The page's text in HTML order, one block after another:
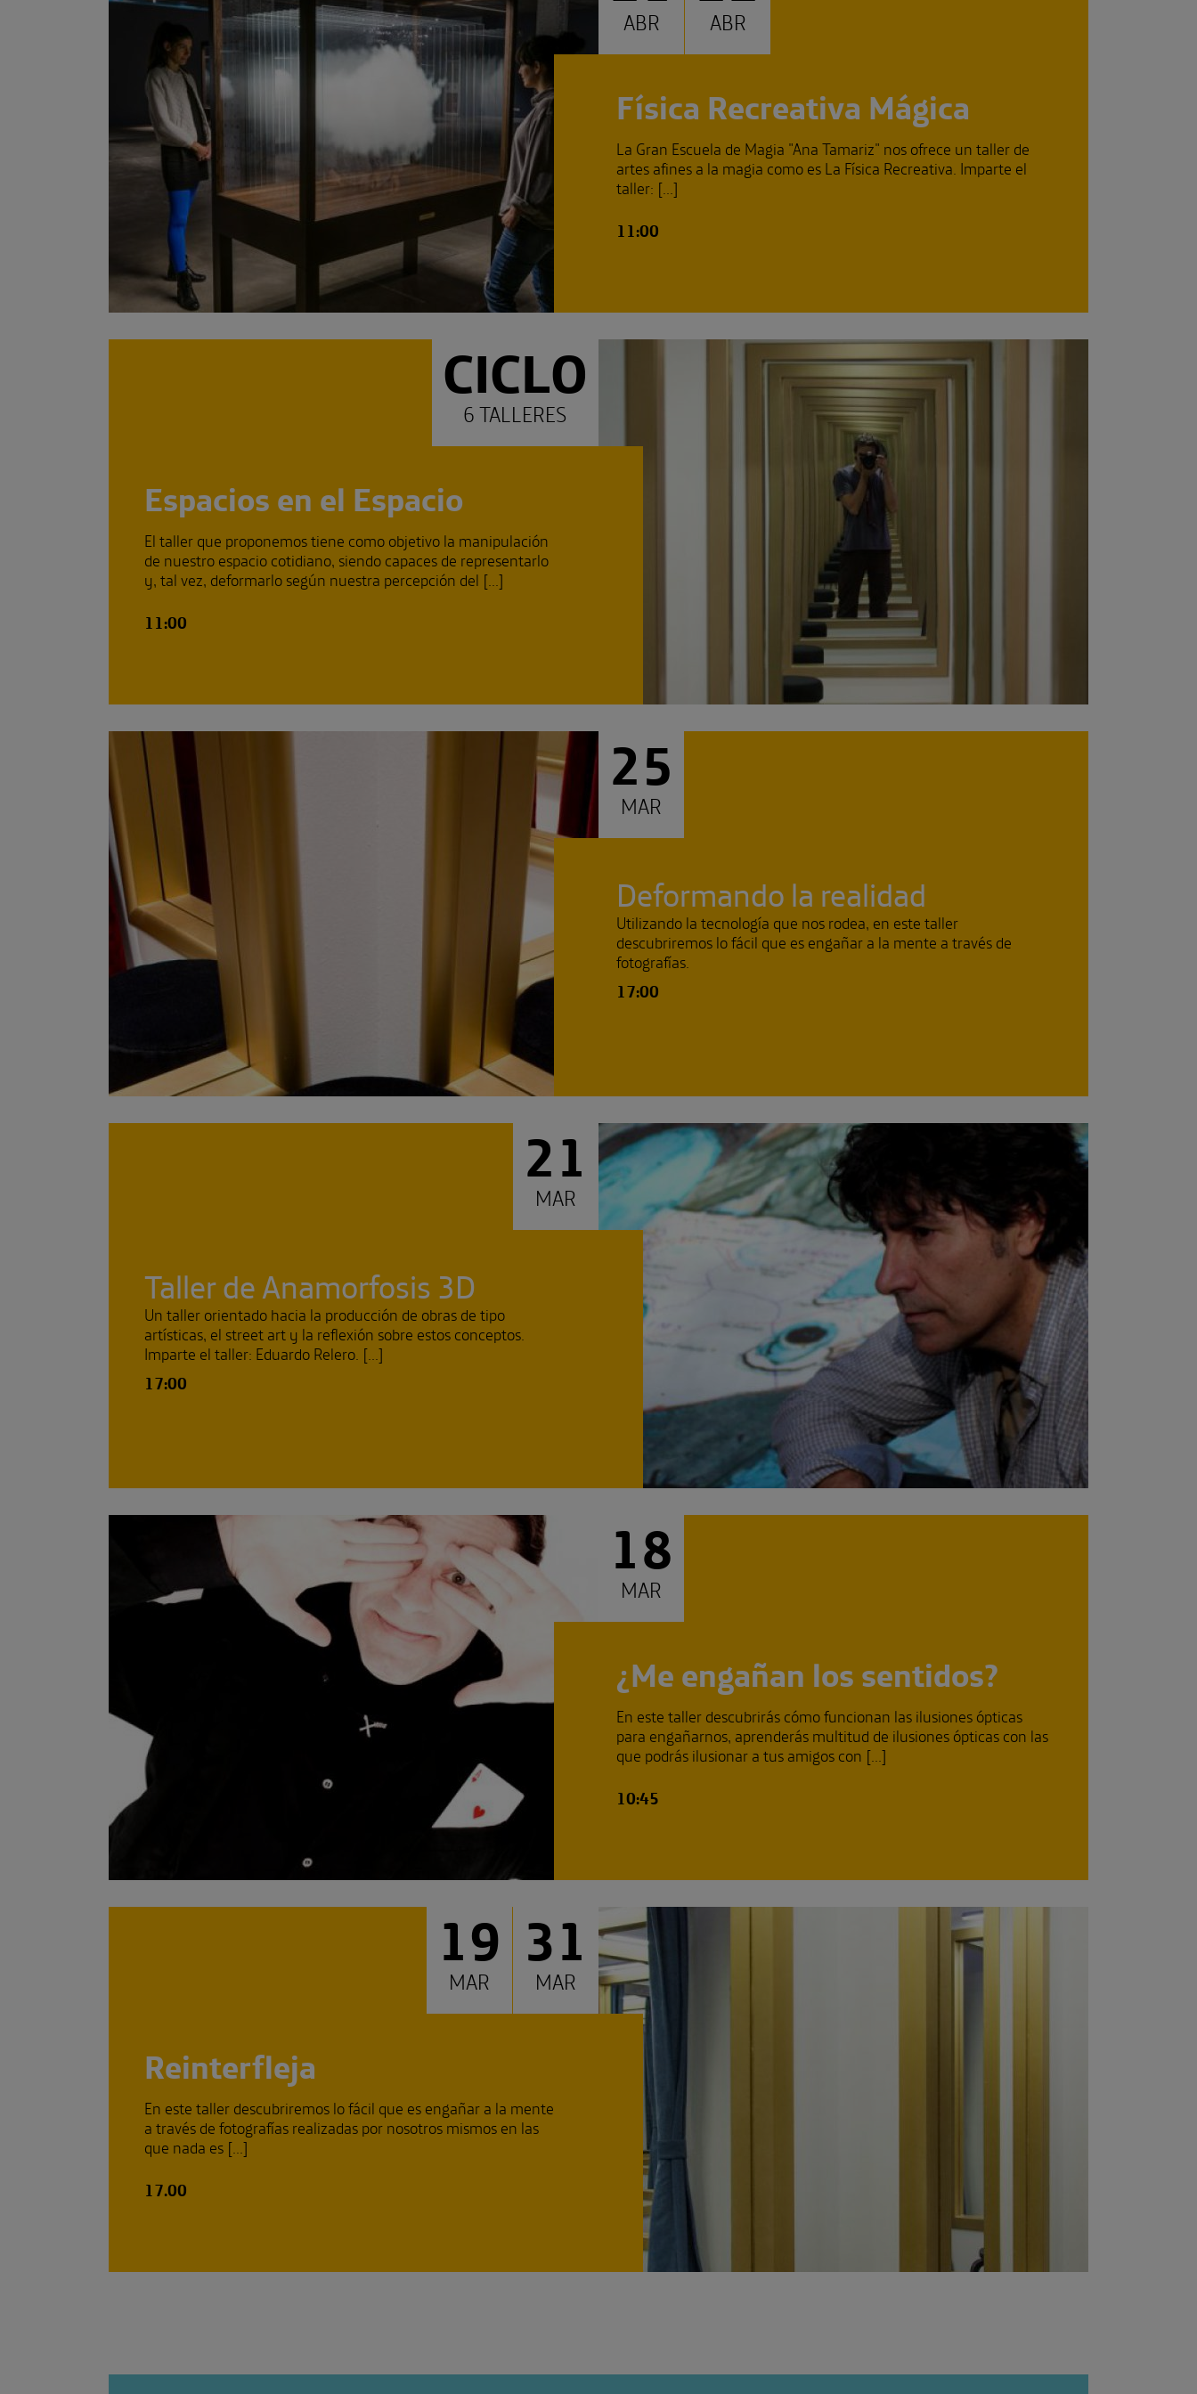
ABR ABR
Física Recreativa Mágica
La Gran Escuela de Magia "Ana Tamariz" nos ofrece un taller de
artes afines a la magia como es La Física Recreativa. Imparte el
taller: [...]
11:00
CICLO
6 TALLERES
Espacios en el Espacio
El taller que proponemos tiene como objetivo la manipulación
de nuestro espacio cotidiano, siendo capaces de representarlo
y, tal vez, deformarlo según nuestra percepción del [...]
11:00
25
MAR
Deformando la realidad
Utilizando la tecnología que nos rodea, en este taller
descubriremos lo fácil que es engañar a la mente a través de
fotografías.
17:00
21
MAR
Taller de Anamorfosis 3D
Un taller orientado hacia la producción de obras de tipo
artísticas, el street art y la reflexión sobre estos conceptos.
Imparte el taller: Eduardo Relero. [...]
17:00
18
MAR
¿Me engañan los sentidos?
En este taller descubrirás cómo funcionan las ilusiones ópticas
para engañarnos, aprenderás multitud de ilusiones ópticas con las
que podrás ilusionar a tus amigos con [...]
10:45
19
MAR 31
MAR
Reinterfleja
En este taller descubriremos lo fácil que es engañar a la mente
a través de fotografías realizadas por nosotros mismos en las
que nada es [...]
17.00